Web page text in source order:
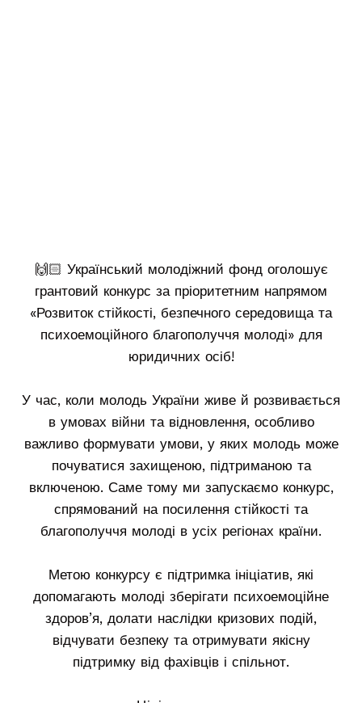
🙌🏻 Український молодіжний фонд оголошує
грантовий конкурс за пріоритетним напрямом
«Розвиток стійкості, безпечного середовища та
психоемоційного благополуччя молоді» для
юридичних осіб!
У час, коли молодь України живе й розвивається
в умовах війни та відновлення, особливо
важливо формувати умови, у яких молодь може
почуватися захищеною, підтриманою та
включеною. Саме тому ми запускаємо конкурс,
спрямований на посилення стійкості та
благополуччя молоді в усіх регіонах країни.
Метою конкурсу є підтримка ініціатив, які
допомагають молоді зберігати психоемоційне
здоров’я, долати наслідки кризових подій,
відчувати безпеку та отримувати якісну
підтримку від фахівців і спільнот.